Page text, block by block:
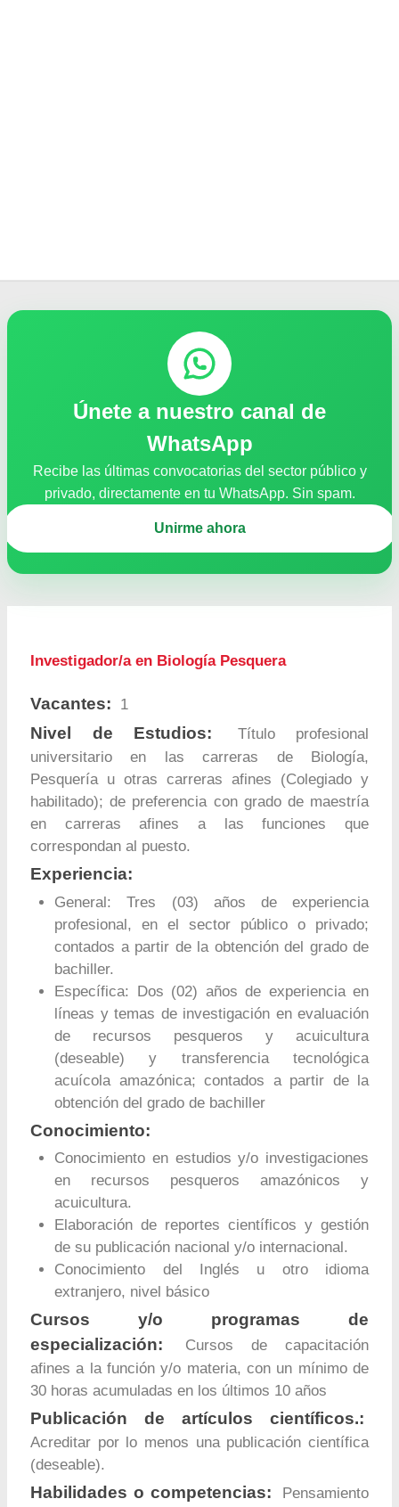
Únete a nuestro canal de
WhatsApp
Recibe las últimas convocatorias del sector público y
privado, directamente en tu WhatsApp. Sin spam.
Unirme ahora
Investigador/a en Biología Pesquera
Vacantes: 1
Nivel de Estudios:
Título profesional
universitario en las carreras de Biología,
Pesquería u otras carreras afines (Colegiado y
habilitado); de preferencia con grado de maestría
en carreras afines a las funciones que
correspondan al puesto.
Experiencia:
General: Tres (03) años de experiencia
profesional, en el sector público o privado;
contados a partir de la obtención del grado de
bachiller.
Específica: Dos (02) años de experiencia en
líneas y temas de investigación en evaluación
de recursos pesqueros y acuicultura
(deseable) y transferencia tecnológica
acuícola amazónica; contados a partir de la
obtención del grado de bachiller
Conocimiento:
Conocimiento en estudios y/o investigaciones
en recursos pesqueros amazónicos y
acuicultura.
Elaboración de reportes científicos y gestión
de su publicación nacional y/o internacional.
Conocimiento del Inglés u otro idioma
extranjero, nivel básico
Cursos y/o programas de
especialización:
Cursos de capacitación
afines a la función y/o materia, con un mínimo de
30 horas acumuladas en los últimos 10 años
Publicación de artículos científicos.:
Acreditar por lo menos una publicación científica
(deseable).
Habilidades o competencias: Pensamiento